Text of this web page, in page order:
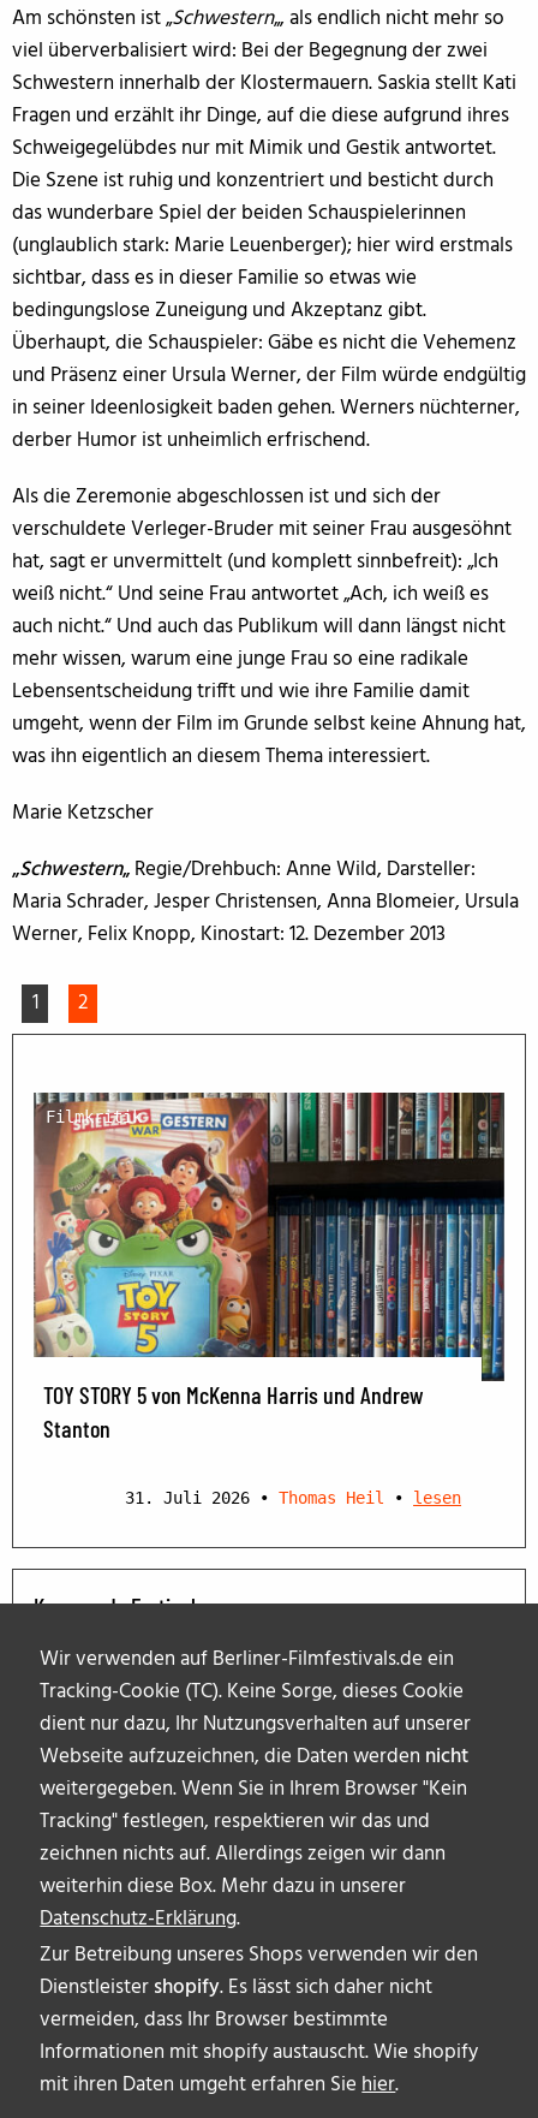
Wir verwenden auf Berliner-Filmfestivals.de ein
Tracking-Cookie (TC). Keine Sorge, dieses Cookie
dient nur dazu, Ihr Nutzungsverhalten auf unserer
Webseite aufzuzeichnen, die Daten werden nicht
weitergegeben. Wenn Sie in Ihrem Browser "Kein
Tracking" festlegen, respektieren wir das und
zeichnen nichts auf. Allerdings zeigen wir dann
weiterhin diese Box. Mehr dazu in unserer
Datenschutz-Erklärung.
Zur Betreibung unseres Shops verwenden wir den
Dienstleistershopify. Es lässt sich daher nicht
vermeiden, dass Ihr Browser bestimmte
Informationen mit shopify austauscht. Wie shopify
mit ihren Daten umgeht erfahren Siehier.
Am schönsten ist „Schwestern„, als endlich nicht mehr so
viel überverbalisiert wird: Bei der Begegnung der zwei
Schwestern innerhalb der Klostermauern. Saskia stellt Kati
Fragen und erzählt ihr Dinge, auf die diese aufgrund ihres
Schweigegelübdes nur mit Mimik und Gestik antwortet.
Die Szene ist ruhig und konzentriert und besticht durch
das wunderbare Spiel der beiden Schauspielerinnen
(unglaublich stark: Marie Leuenberger); hier wird erstmals
sichtbar, dass es in dieser Familie so etwas wie
bedingungslose Zuneigung und Akzeptanz gibt.
Überhaupt, die Schauspieler: Gäbe es nicht die Vehemenz
und Präsenz einer Ursula Werner, der Film würde endgültig
in seiner Ideenlosigkeit baden gehen. Werners nüchterner,
derber Humor ist unheimlich erfrischend.
Als die Zeremonie abgeschlossen ist und sich der
verschuldete Verleger-Bruder mit seiner Frau ausgesöhnt
hat, sagt er unvermittelt (und komplett sinnbefreit): „Ich
weiß nicht.“ Und seine Frau antwortet „Ach, ich weiß es
auch nicht.“ Und auch das Publikum will dann längst nicht
mehr wissen, warum eine junge Frau so eine radikale
Lebensentscheidung trifft und wie ihre Familie damit
umgeht, wenn der Film im Grunde selbst keine Ahnung hat,
was ihn eigentlich an diesem Thema interessiert.
Marie Ketzscher
„Schwestern„Regie/Drehbuch: Anne Wild, Darsteller:
Maria Schrader, Jesper Christensen, Anna Blomeier, Ursula
Werner, Felix Knopp, Kinostart: 12. Dezember 2013
1 2
Filmkritik
TOY STORY 5 von McKenna Harris und Andrew
Stanton
31. Juli 2026 • Thomas Heil • lesen
Kommende Festivals
ÜBER UNS
AUTOR_INNEN